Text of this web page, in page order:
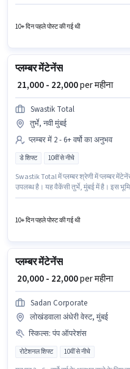
प्रति सप्ताह है।
10+ दिन पहले पोस्ट की गई थी
प्लम्बर मेंटेनेंस
₹ 21,000 - 22,000per महीना
Swastik Total
तुर्भे, नवी मुंबई
प्लम्बर में 2 - 6+ वर्षो का अनुभव
डे शिफ्ट 10वीं से नीचे
Swastik Total में प्लम्बर श्रेणी में प्लम्बर
उपलब्ध है। यह वैकेंसी तुर्भे, मुंबई में है। इस
तक कमा सकते हैं।
10+ दिन पहले पोस्ट की गई थी
प्लम्बर मेंटेनेंस
₹ 20,000 - 22,000per महीना
Sadan Corporate
लोखंडवाला अंधेरी वेस्ट, मुंबई
स्किल्स: पंप ऑपरेशंस
रोटेशनल शिफ्ट 10वीं से नीचे